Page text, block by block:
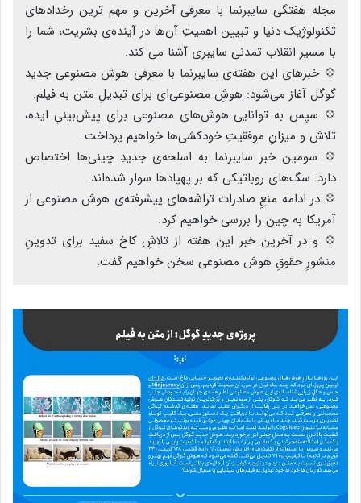
مجله هفتگی سایبرنما با معرفی آخرین و مهم ترین رخدادهای
تکنولوژیک دنیا و تبیین اهمیتِ آن‌ها در آینده‌ی بشریت، شما را
با مسیر انقلاب تمدنی سایبری آشنا می کند.
💠 خبر‌های این هفته‌ی سایبرنما با معرفی هوش مصنوعی جدید
گوگل آغاز می‌شود: هوشِ مصنوعی‌ای برای تبدیلِ متن به فیلم.
💠 سپس به توانایی هوش‌های مصنوعی برای پیش‌بینیِ ایده،
تلاش و میزانِ موفقیتِ خودکشی‌ها خواهیم پرداخت.
💠 سومین خبر سایبرنما به اسلحه‌ی جدیدِ چینی‌ها اختصاص
دارد: سگ‌های روباتیکی که بر پهپاد‌ها سوار شده‌اند.
💠 در ادامه منعِ صادرات تراشه‌های پیشرفته‌ی هوش مصنوعی از
آمریکا به چین را بررسی خواهیم کرد.
💠 و در آخرین خبر این هفته از تلاشِ کاخ سفید برای تدوینِ
منشورِ حقوقِ هوش مصنوعی سخن خواهیم گفت.